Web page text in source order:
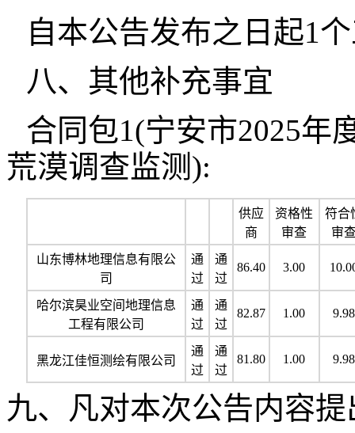
自本公告发布之日起1
八、其他补充事宜
合同包1(宁安市2025年
荒漠调查监测):
供应
商
资格性
审查
符合
审
山东博林地理信息有限公
司
通
过
通
过
86.40 3.00
哈尔滨昊业空间地理信息
工程有限公司
通
过
通
过
82.87 1.00 9.98
黑龙江佳恒测绘有限公司
通
过
通
过
81.80 1.00 9.98
九、凡对本次公告内容